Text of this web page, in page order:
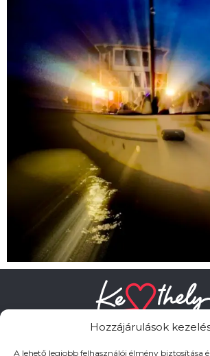
Hozzájárulások
A lehető legjobb felhasználói élmény biztosítása